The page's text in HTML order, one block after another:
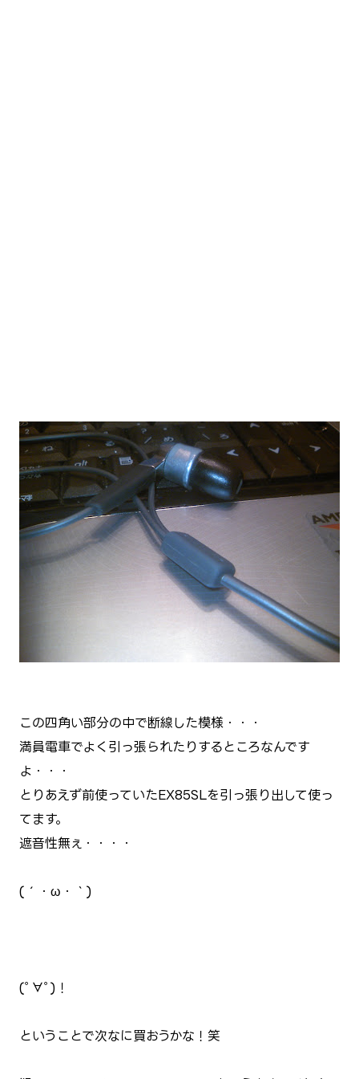
この四角い部分の中で断線した模様・・・
満員電車でよく引っ張られたりするところなんです
よ・・・
とりあえず前使っていたEX85SLを引っ張り出して使っ
てます。
遮音性無ぇ・・・・
(´・ω・｀)
(ﾟ∀ﾟ)！
ということで次なに買おうかな！笑